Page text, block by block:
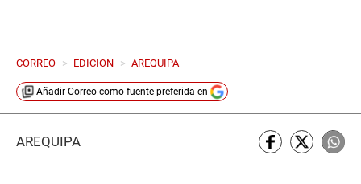
CORREO > EDICION > AREQUIPA
Añadir Correo como fuente preferida en
AREQUIPA